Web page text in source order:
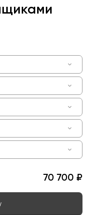
70 700 ₽